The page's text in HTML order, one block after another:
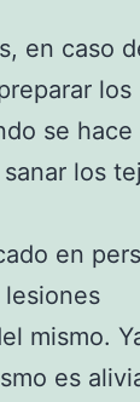
en caso
los
se hace
los
en
mismo.
es